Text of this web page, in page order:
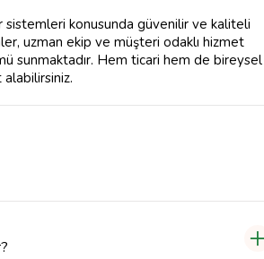
sistemleri konusunda güvenilir ve kaliteli
uzman ekip ve müşteri odaklı hizmet
sunmaktadır. Hem ticari hem de bireysel